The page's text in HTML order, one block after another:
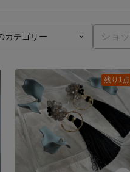
残り1点